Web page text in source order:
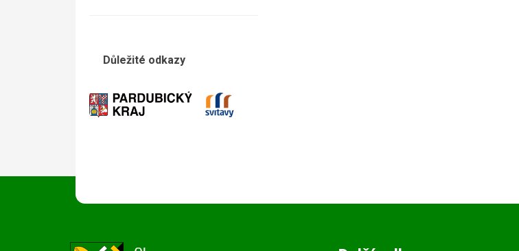
Důležité odkazy